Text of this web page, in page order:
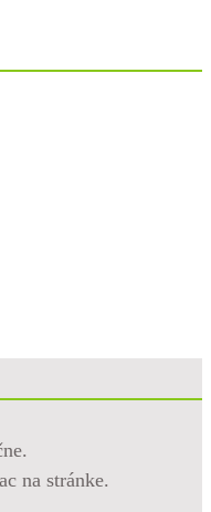
na stránke.